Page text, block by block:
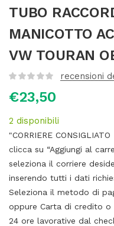
TUBO
MANICOTTO
VW TOURAN
recensioni
€23,50
2 disponibili
"CORRIERE
clicca su “Aggiungi al
seleziona il corriere
inserendo tutti i dati
Seleziona il metodo di
oppure Carta di credito o
24 ore lavorative dal